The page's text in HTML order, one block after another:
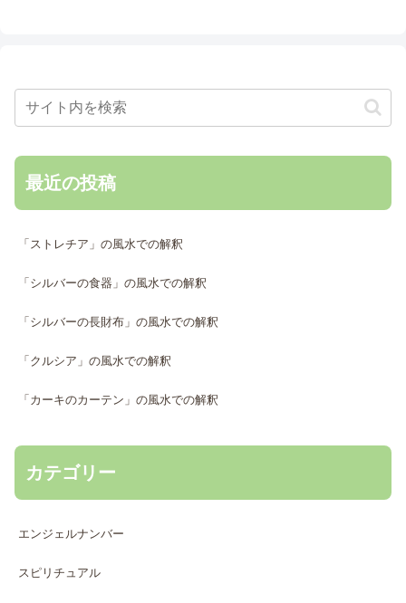
最近の投稿
「ストレチア」の風水での解釈
「シルバーの食器」の風水での解釈
「シルバーの長財布」の風水での解釈
「クルシア」の風水での解釈
「カーキのカーテン」の風水での解釈
カテゴリー
エンジェルナンバー
スピリチュアル